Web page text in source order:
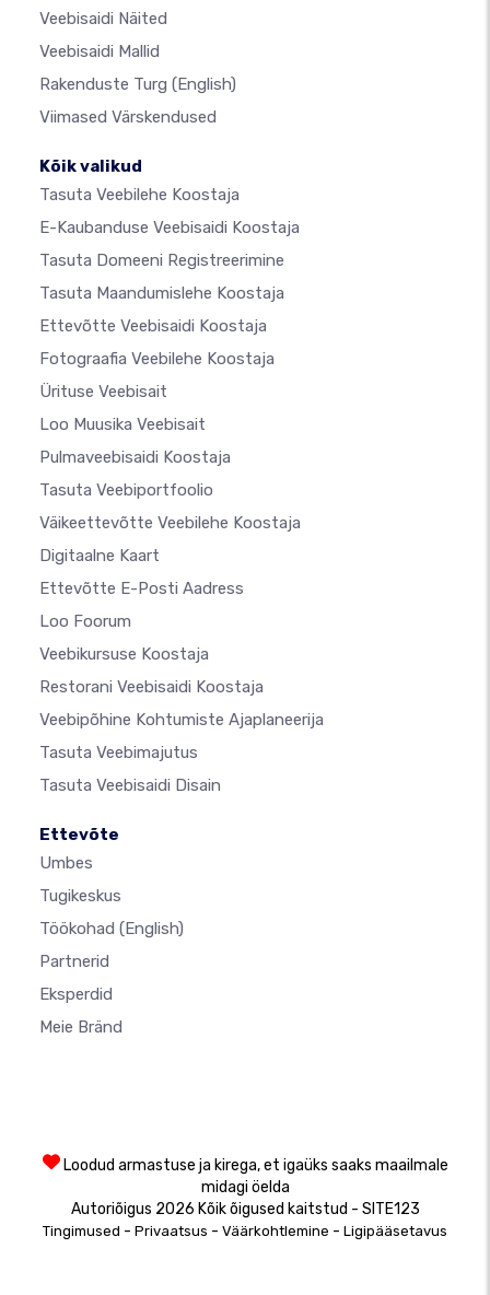
Veebisaidi Näited
Veebisaidi Mallid
Rakenduste Turg (English)
Viimased Värskendused
Kõik valikud
Tasuta Veebilehe Koostaja
E-Kaubanduse Veebisaidi Koostaja
Tasuta Domeeni Registreerimine
Tasuta Maandumislehe Koostaja
Ettevõtte Veebisaidi Koostaja
Fotograafia Veebilehe Koostaja
Ürituse Veebisait
Loo Muusika Veebisait
Pulmaveebisaidi Koostaja
Tasuta Veebiportfoolio
Väikeettevõtte Veebilehe Koostaja
Digitaalne Kaart
Ettevõtte E-Posti Aadress
Loo Foorum
Veebikursuse Koostaja
Restorani Veebisaidi Koostaja
Veebipõhine Kohtumiste Ajaplaneerija
Tasuta Veebimajutus
Tasuta Veebisaidi Disain
Ettevõte
Umbes
Tugikeskus
Töökohad (English)
Partnerid
Eksperdid
Meie Bränd
Loodud armastuse ja kirega, et igaüks saaks maailmale
midagi öelda
Autoriõigus 2026 Kõik õigused kaitstud - SITE123
Tingimused - Privaatsus - Väärkohtlemine - Ligipääsetavus